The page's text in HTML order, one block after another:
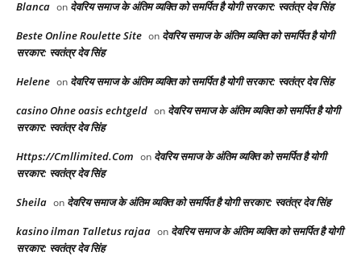
Blanca on देवरिय समाज के अंतिम व्यक्ति को समर्पित है योगी सरकार: स्वतंत्र देव सिंह
Beste Online Roulette Site on देवरिय समाज के अंतिम व्यक्ति को समर्पित है योगी
सरकार: स्वतंत्र देव सिंह
Helene on देवरिय समाज के अंतिम व्यक्ति को समर्पित है योगी सरकार: स्वतंत्र देव सिंह
casino Ohne oasis echtgeld on देवरिय समाज के अंतिम व्यक्ति को समर्पित है योगी
सरकार: स्वतंत्र देव सिंह
Https://Cmllimited.Com on देवरिय समाज के अंतिम व्यक्ति को समर्पित है योगी
सरकार: स्वतंत्र देव सिंह
Sheila on देवरिय समाज के अंतिम व्यक्ति को समर्पित है योगी सरकार: स्वतंत्र देव सिंह
kasino ilman Talletus rajaa on देवरिय समाज के अंतिम व्यक्ति को समर्पित है योगी
सरकार: स्वतंत्र देव सिंह